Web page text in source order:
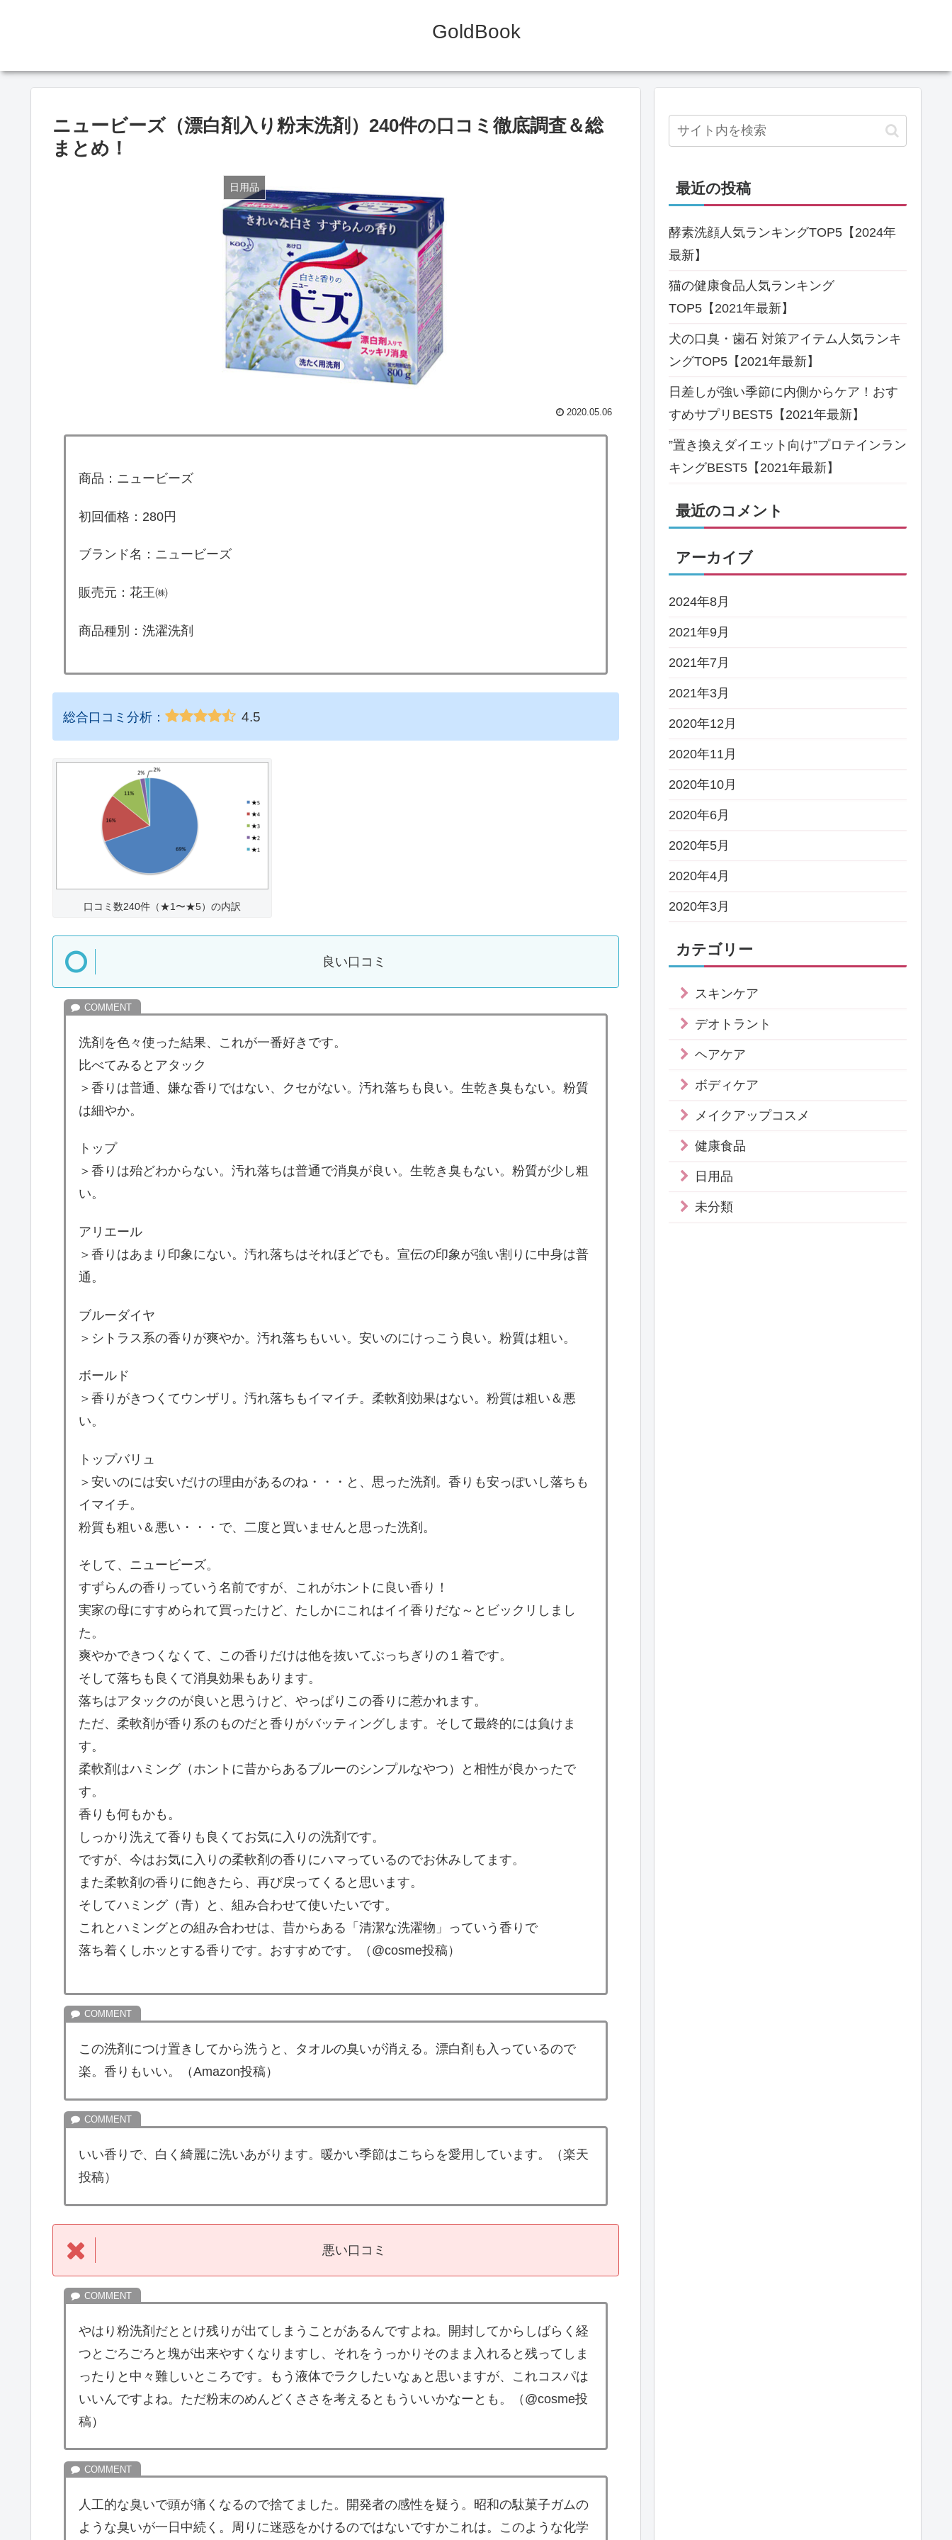
GoldBook
ニュービーズ（漂白剤入り粉末洗剤）240件の口コミ徹底調査＆総
まとめ！
日用品
2020.05.06
商品：ニュービーズ
初回価格：280円
ブランド名：ニュービーズ
販売元：花王㈱
商品種別：洗濯洗剤
総合口コミ分析： 4.5
口コミ数240件（★1〜★5）の内訳
良い口コミ
洗剤を色々使った結果、これが一番好きです。
比べてみるとアタック
＞香りは普通、嫌な香りではない、クセがない。汚れ落ちも良い。生乾き臭もない。粉質
は細やか。
トップ
＞香りは殆どわからない。汚れ落ちは普通で消臭が良い。生乾き臭もない。粉質が少し粗
い。
アリエール
＞香りはあまり印象にない。汚れ落ちはそれほどでも。宣伝の印象が強い割りに中身は普
通。
ブルーダイヤ
＞シトラス系の香りが爽やか。汚れ落ちもいい。安いのにけっこう良い。粉質は粗い。
ボールド
＞香りがきつくてウンザリ。汚れ落ちもイマイチ。柔軟剤効果はない。粉質は粗い＆悪
い。
トップバリュ
＞安いのには安いだけの理由があるのね・・・と、思った洗剤。香りも安っぽいし落ちも
イマイチ。
粉質も粗い＆悪い・・・で、二度と買いませんと思った洗剤。
そして、ニュービーズ。
すずらんの香りっていう名前ですが、これがホントに良い香り！
実家の母にすすめられて買ったけど、たしかにこれはイイ香りだな～とビックリしまし
た。
爽やかできつくなくて、この香りだけは他を抜いてぶっちぎりの１着です。
そして落ちも良くて消臭効果もあります。
落ちはアタックのが良いと思うけど、やっぱりこの香りに惹かれます。
ただ、柔軟剤が香り系のものだと香りがバッティングします。そして最終的には負けま
す。
柔軟剤はハミング（ホントに昔からあるブルーのシンプルなやつ）と相性が良かったで
す。
香りも何もかも。
しっかり洗えて香りも良くてお気に入りの洗剤です。
ですが、今はお気に入りの柔軟剤の香りにハマっているのでお休みしてます。
また柔軟剤の香りに飽きたら、再び戻ってくると思います。
そしてハミング（青）と、組み合わせて使いたいです。
これとハミングとの組み合わせは、昔からある「清潔な洗濯物」っていう香りで
落ち着くしホッとする香りです。おすすめです。（@cosme投稿）
この洗剤につけ置きしてから洗うと、タオルの臭いが消える。漂白剤も入っているので
楽。香りもいい。（Amazon投稿）
いい香りで、白く綺麗に洗いあがります。暖かい季節はこちらを愛用しています。（楽天
投稿）
悪い口コミ
やはり粉洗剤だととけ残りが出てしまうことがあるんですよね。開封してからしばらく経
つとごろごろと塊が出来やすくなりますし、それをうっかりそのまま入れると残ってしま
ったりと中々難しいところです。もう液体でラクしたいなぁと思いますが、これコスパは
いいんですよね。ただ粉末のめんどくささを考えるともういいかなーとも。（@cosme投
稿）
人工的な臭いで頭が痛くなるので捨てました。開発者の感性を疑う。昭和の駄菓子ガムの
ような臭いが一日中続く。周りに迷惑をかけるのではないですかこれは。このような化学
最近の投稿
酵素洗顔人気ランキングTOP5【2024年
最新】
猫の健康食品人気ランキング
TOP5【2021年最新】
犬の口臭・歯石 対策アイテム人気ランキ
ングTOP5【2021年最新】
日差しが強い季節に内側からケア！おす
すめサプリBEST5【2021年最新】
”置き換えダイエット向け”プロテインラン
キングBEST5【2021年最新】
最近のコメント
アーカイブ
2024年8月
2021年9月
2021年7月
2021年3月
2020年12月
2020年11月
2020年10月
2020年6月
2020年5月
2020年4月
2020年3月
カテゴリー
スキンケア
デオトラント
ヘアケア
ボディケア
メイクアップコスメ
健康食品
日用品
未分類